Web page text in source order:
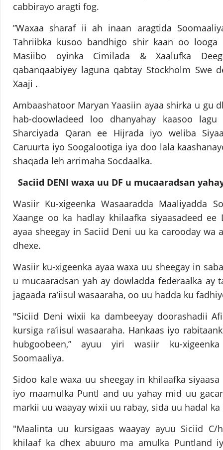
cabbirayo aragti fog.
”Waxaa sharaf ii ah inaan aragtida
Tahriibka kusoo bandhigo shir kaan oo looga
Masiibo oyinka Cimilada & Xaalufka
qabanqaabiyey laguna qabtay Stockholm Swe
Xaaji .
Ambaashatoor Maryan Yaasiin ayaa shirka u gu
hab-doowladeed loo dhanyahay kaasoo lagu
Sharciyada Qaran ee Hijrada iyo weliba
Caruurta iyo Soogalootiga iya doo lala
shaqada leh arrimaha Socdaalka.
Saciid DENI waxa uu DF u mucaaradsan
Wasiir Ku-xigeenka Wasaaradda Maaliyadda
Xaange oo ka hadlay khilaafka siyaasadeed
ayaa sheegay in Saciid Deni uu ka carooday wa
dhexe.
Wasiir ku-xigeenka ayaa waxa uu sheegay in
u mucaaradsan yah ay dowladda federaalka ay
jagaada ra’iisul wasaaraha, oo uu hadda ku
"Siciid Deni wixii ka dambeeyay doorashadii
kursiga ra’iisul wasaaraha. Hankaas iyo
hubgoobeen,” ayuu yiri wasiir ku-
Soomaaliya.
Sidoo kale waxa uu sheegay in khilaafka
iyo maamulka Puntl and uu yahay mid uu
markii uu waayay wixii uu rabay, sida uu hadal ka
"Maalinta uu kursigaas waayay ayuu Siciid
khilaaf ka dhex abuuro ma amulka Puntland